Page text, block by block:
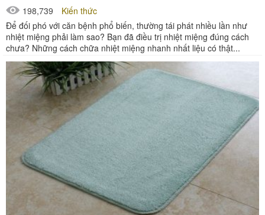
198,739
Kiến thức
Để đối phó với căn bệnh phổ biến, thường tái phát nhiều lần như
nhiệt miệng phải làm sao? Bạn đã điều trị nhiệt miệng đúng cách
chưa? Những cách chữa nhiệt miệng nhanh nhất liệu có thật...